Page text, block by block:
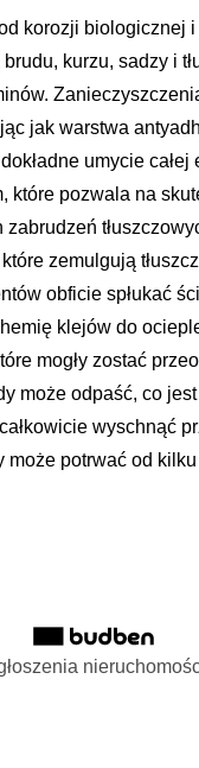
korozji biologicznej
kurzu, sadzy i
jak warstwa
umycie
które pozwala na
zemulgują
obficie spłukać
klejów do
mogły zostać
może odpaść, co
wyschnąć
potrwać od